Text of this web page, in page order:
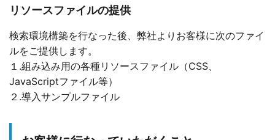
リソースファイルの提供
検索環境構築を行なった後、弊社よりお客様に次のファイ
ルをご提供します。
１.組み込み用の各種リソースファイル（CSS、
JavaScriptファイル等）
２.導入サンプルファイル